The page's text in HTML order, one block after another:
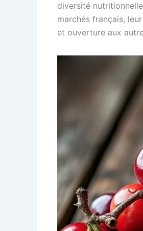
diversité
marchés français,
et ouverture aux